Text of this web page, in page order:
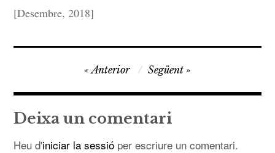
[Desembre, 2018]
Navegació
d'entrades
Anterior Següent
Deixa un comentari
Heu d'iniciar la sessió per escriure un comentari.